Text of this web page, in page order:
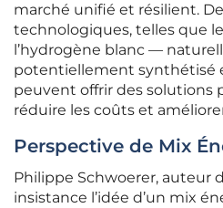
marché unifié et résilient.
technologiques, telles que
l’hydrogène blanc —
potentiellement synthétisé
peuvent offrir des solutions
réduire les coûts et
Perspective de Mix
Philippe Schwoerer, auteur
insistance l’idée d’un mix